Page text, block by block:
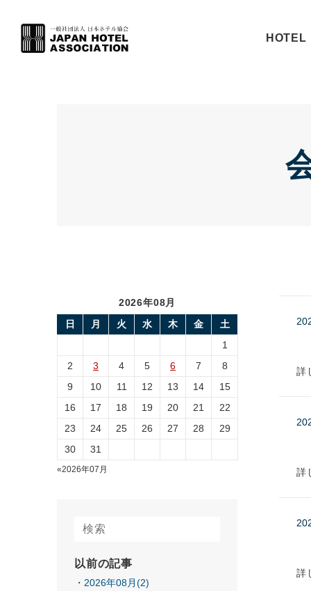
詳
詳
詳
2026年08月
日
月 火 水 木 金
土
1
2
3 4 5 6 7
8
9
10 11 12 13 14
15
16
17 18 19 20 21
22
23
24 25 26 27 28
29
30
31
«2026年07月
以前の記事
2026年08月(2)